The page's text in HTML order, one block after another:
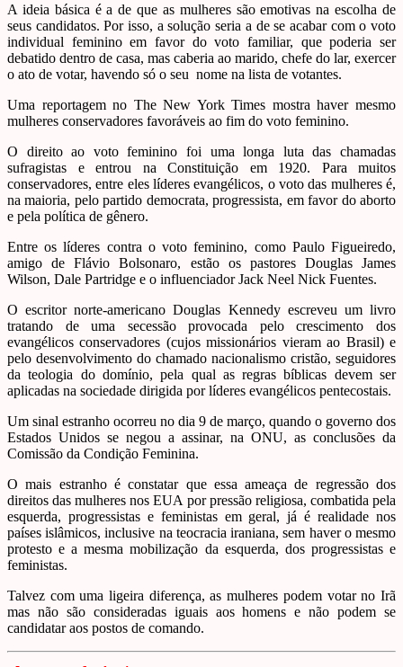
A ideia básica é a de que as mulheres são emotivas na escolha de
seus candidatos. Por isso, a solução seria a de se acabar com o voto
individual feminino em favor do voto familiar, que poderia ser
debatido dentro de casa, mas caberia ao marido, chefe do lar, exercer
o ato de votar, havendo só o seu nome na lista de votantes.
Uma reportagem no The New York Times mostra haver mesmo
mulheres conservadores favoráveis ao fim do voto feminino.
O direito ao voto feminino foi uma longa luta das chamadas
sufragistas e entrou na Constituição em 1920. Para muitos
conservadores, entre eles líderes evangélicos, o voto das mulheres é,
na maioria, pelo partido democrata, progressista, em favor do aborto
e pela política de gênero.
Entre os líderes contra o voto feminino, como Paulo Figueiredo,
amigo de Flávio Bolsonaro, estão os pastores Douglas James
Wilson, Dale Partridge e o influenciador Jack Neel Nick Fuentes.
O escritor norte-americano Douglas Kennedy escreveu um livro
tratando de uma secessão provocada pelo crescimento dos
evangélicos conservadores (cujos missionários vieram ao Brasil) e
pelo desenvolvimento do chamado nacionalismo cristão, seguidores
da teologia do domínio, pela qual as regras bíblicas devem ser
aplicadas na sociedade dirigida por líderes evangélicos pentecostais.
Um sinal estranho ocorreu no dia 9 de março, quando o governo dos
Estados Unidos se negou a assinar, na ONU, as conclusões da
Comissão da Condição Feminina.
O mais estranho é constatar que essa ameaça de regressão dos
direitos das mulheres nos EUA por pressão religiosa, combatida pela
esquerda, progressistas e feministas em geral, já é realidade nos
países islâmicos, inclusive na teocracia iraniana, sem haver o mesmo
protesto e a mesma mobilização da esquerda, dos progressistas e
feministas.
Talvez com uma ligeira diferença, as mulheres podem votar no Irã
mas não são consideradas iguais aos homens e não podem se
candidatar aos postos de comando.